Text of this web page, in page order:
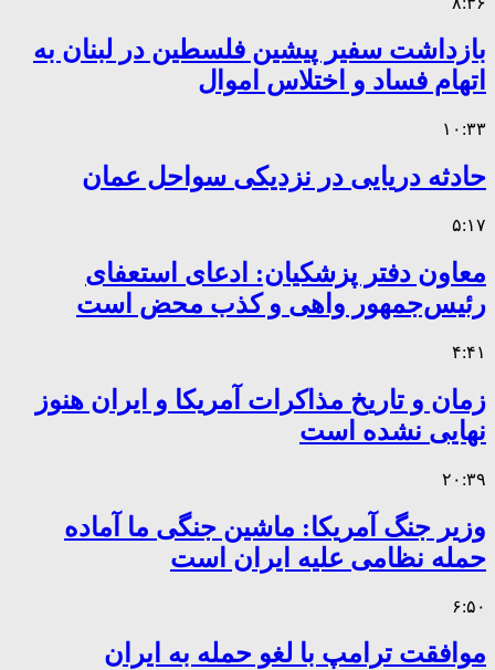
بازداشت سفیر پیشین فلسطین در لبنان به
اتهام فساد و اختلاس اموال
۱۰:۳۳
حادثه دریایی در نزدیکی سواحل عمان
۵:۱۷
معاون دفتر پزشکیان: ادعای استعفای
رئیس‌جمهور واهی و کذب محض است
۴:۴۱
زمان و تاریخ مذاکرات آمریکا و ایران هنوز
نهایی نشده است
۲۰:۳۹
وزیر جنگ آمریکا: ماشین جنگی ما آماده
حمله نظامی علیه ایران است
۶:۵۰
موافقت ترامپ با لغو حمله به ایران